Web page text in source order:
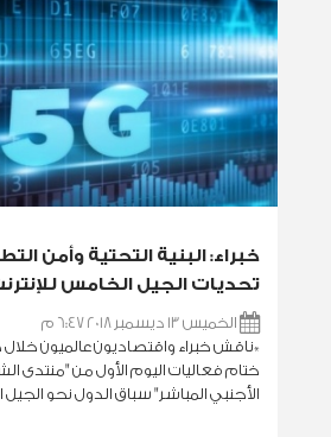
خبراء: البنية التحتية وأمن
تحديات الجيل الخامس
الخميس 13 ديسمبر 2018 6:47 م
*ناقش خبراء واقتصاديون عالميون
ختام فعاليات اليوم الأول من "منتدى
الأجنبي المباشر" سباق الدول نحو